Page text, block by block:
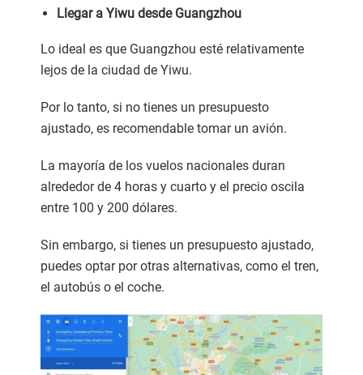
Llegar a Yiwu desde Guangzhou
Lo ideal es que Guangzhou esté relativamente
lejos de la ciudad de Yiwu.
Por lo tanto, si no tienes un presupuesto
ajustado, es recomendable tomar un avión.
La mayoría de los vuelos nacionales duran
alrededor de 4 horas y cuarto y el precio oscila
entre 100 y 200 dólares.
Sin embargo, si tienes un presupuesto ajustado,
puedes optar por otras alternativas, como el tren,
el autobús o el coche.